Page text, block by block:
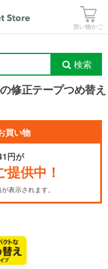
買い物かご
検索
修正テープつめ替え
買い物
円が
供中！
表示されます。